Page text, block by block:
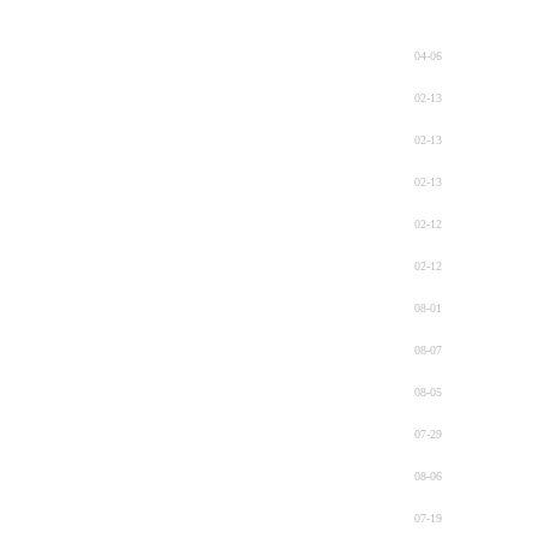
04-06
02-13
02-13
02-13
02-12
02-12
08-01
08-07
08-05
07-29
08-06
07-19